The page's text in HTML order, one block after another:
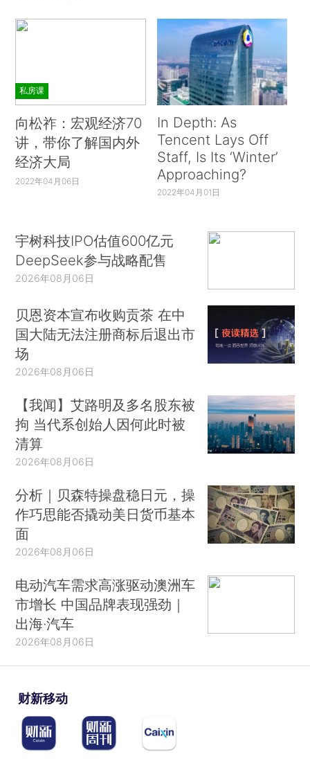
私房课
向松祚：宏观经济70
讲，带你了解国内外
经济大局
2022年04月06日
In Depth: As
Tencent Lays Off
Staff, Is Its ‘Winter’
Approaching?
2022年04月01日
宇树科技IPO估值600亿元
DeepSeek参与战略配售
2026年08月06日
贝恩资本宣布收购贡茶 在中
国大陆无法注册商标后退出市
场
2026年08月06日
【我闻】艾路明及多名股东被
拘 当代系创始人因何此时被
清算
2026年08月06日
分析｜贝森特操盘稳日元，操
作巧思能否撬动美日货币基本
面
2026年08月06日
电动汽车需求高涨驱动澳洲车
市增长 中国品牌表现强劲｜
出海·汽车
2026年08月06日
财新移动